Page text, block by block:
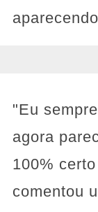
"Eu
agora
100%
comentou